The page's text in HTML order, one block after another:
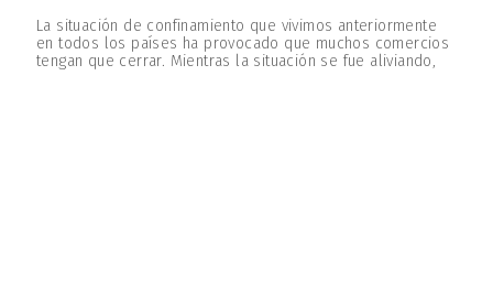
La situación de confinamiento que vivimos anteriormente
en todos los países ha provocado que muchos comercios
tengan que cerrar. Mientras la situación se fue aliviando,